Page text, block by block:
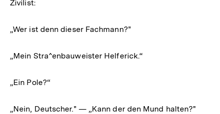
Zivilist:
„Wer ist denn dieser Fachmann?"
„Mein Stra^enbauweister Helferick.“
„Ein Pole?“
„Nein, Deutscher." — „Kann der den Mund halten?"